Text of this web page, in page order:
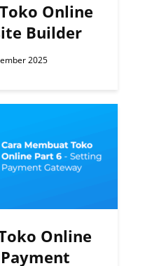
Online
Builder
2025
Online